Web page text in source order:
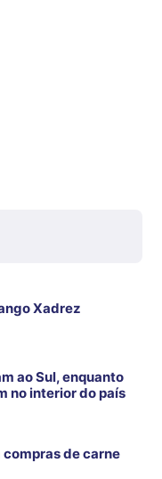
Xadrez
ao Sul, enquanto
no interior do país
compras de carne